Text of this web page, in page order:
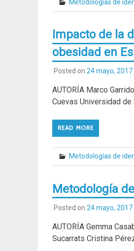
Metodologías de
Impacto de la
obesidad en
Posted on 24 mayo, 2017
AUTORÍA Marco
Cuevas Universidad de
READ MORE
Metodologías de
Metodología
Posted on 24 mayo, 2017
AUTORÍA Gemma
Sucarrats Cristina